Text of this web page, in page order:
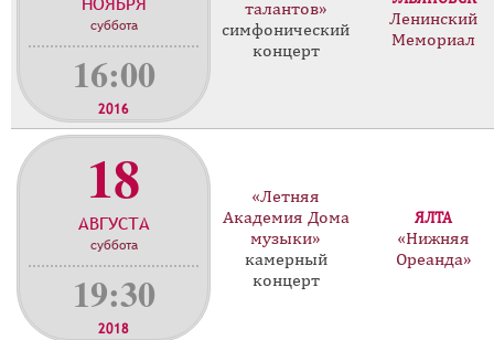
р
о
суббота
16:00
2016
талантов»
симфонический
концерт
Ленинский
Мемориал
18
АВГУСТА
суббота
19:30
2018
«Летняя
Академия Дома
музыки»
камерный
концерт
ЯЛТА
«Нижняя
Ореанда»